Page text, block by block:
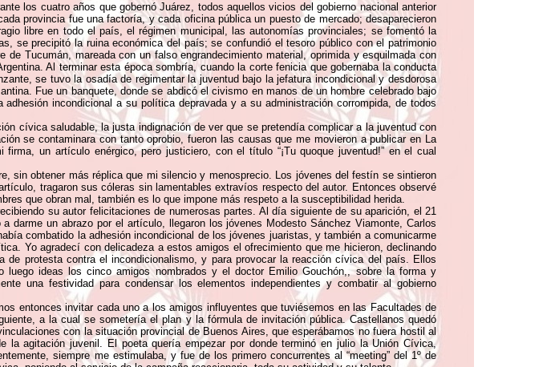
los cuatro años que gobernó Juárez, todos aquellos vicios del gobierno nacional anterior
provincia fue una factoría, y cada oficina pública un puesto de mercado; desaparecieron
libre en todo el país, el régimen municipal, las autonomías provinciales; se fomentó la
se precipitó la ruina económica del país; se confundió el tesoro público con el patrimonio
Tucumán, mareada con un falso engrandecimiento material, oprimida y esquilmada con
Al terminar esta época sombría, cuando la corte fenicia que gobernaba la conducta
se tuvo la osadía de regimentar la juventud bajo la jefatura incondicional y desdorosa
Fue un banquete, donde se abdicó el civismo en manos de un hombre celebrado bajo
incondicional a su política depravada y a su administración corrompida, de todos
cívica saludable, la justa indignación de ver que se pretendía complicar a la juventud con
se contaminara con tanto oprobio, fueron las causas que me movieron a publicar en La
un artículo enérgico, pero justiciero, con el título “¡Tu quoque juventud!” en el cual
sin obtener más réplica que mi silencio y menosprecio. Los jóvenes del festín se sintieron
tragaron sus cóleras sin lamentables extravíos respecto del autor. Entonces observé
que obran mal, también es lo que impone más respeto a la susceptibilidad herida.
su autor felicitaciones de numerosas partes. Al día siguiente de su aparición, el 21
darme un abrazo por el artículo, llegaron los jóvenes Modesto Sánchez Viamonte, Carlos
combatido la adhesión incondicional de los jóvenes juaristas, y también a comunicarme
Yo agradecí con delicadeza a estos amigos el ofrecimiento que me hicieron, declinando
protesta contra el incondicionalismo, y para provocar la reacción cívica del país. Ellos
luego ideas los cinco amigos nombrados y el doctor Emilio Gouchón,, sobre la forma y
una festividad para condensar los elementos independientes y combatir al gobierno
entonces invitar cada uno a los amigos influyentes que tuviésemos en las Facultades de
a la cual se sometería el plan y la fórmula de invitación pública. Castellanos quedó
con la situación provincial de Buenos Aires, que esperábamos no fuera hostil al
la agitación juvenil. El poeta quería empezar por donde terminó en julio la Unión Cívica,
siempre me estimulaba, y fue de los primero concurrentes al “meeting” del 1º de